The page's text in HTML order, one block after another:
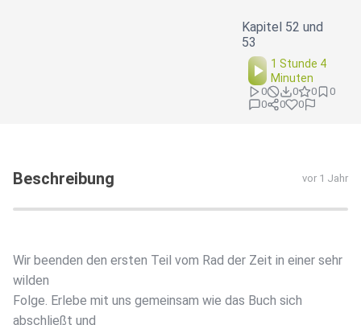
Kapitel 52 und
53
1 Stunde 4
Minuten
0 0 0
0
0
0 0
Beschreibung vor 1 Jahr
Wir beenden den ersten Teil vom Rad der Zeit in einer sehr
wilden
Folge. Erlebe mit uns gemeinsam wie das Buch sich
abschließt und